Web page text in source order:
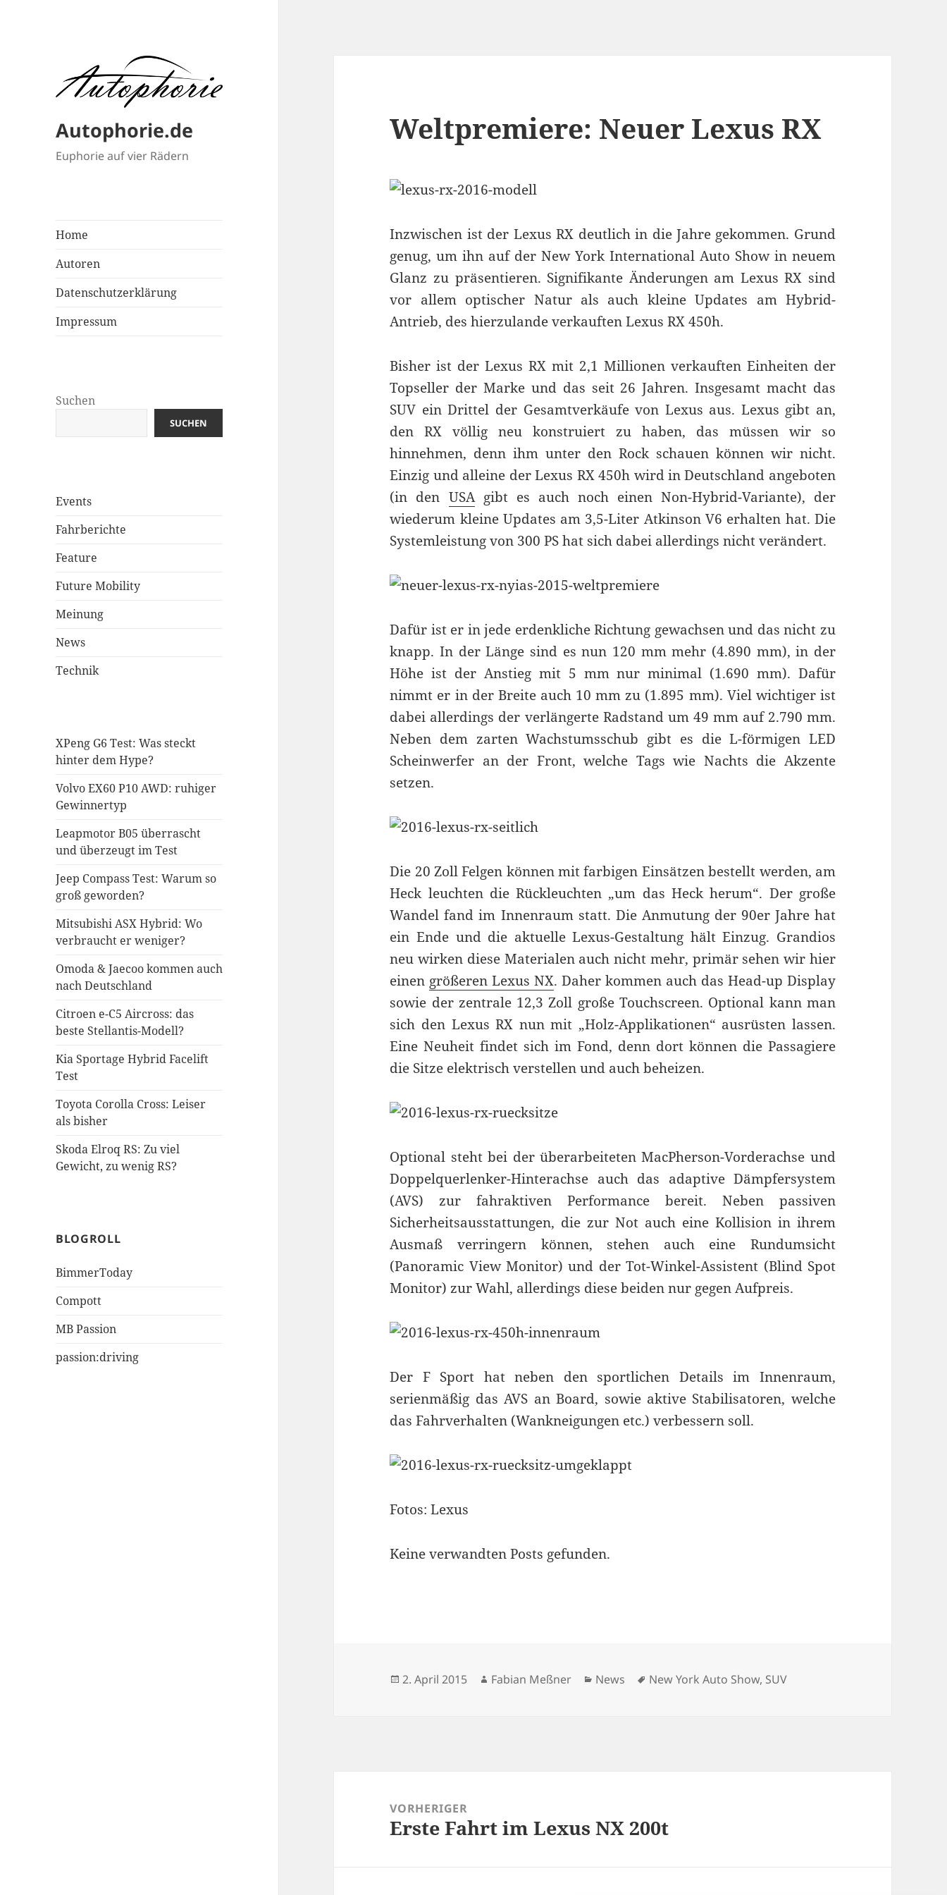
Autophorie.de
Euphorie auf vier Rädern
Home
Autoren
Datenschutzerklärung
Impressum
Suchen
SUCHEN
Events
Fahrberichte
Feature
Future Mobility
Meinung
News
Technik
XPeng G6 Test: Was steckt
hinter dem Hype?
Volvo EX60 P10 AWD: ruhiger
Gewinnertyp
Leapmotor B05 überrascht
und überzeugt im Test
Jeep Compass Test: Warum so
groß geworden?
Mitsubishi ASX Hybrid: Wo
verbraucht er weniger?
Omoda & Jaecoo kommen auch
nach Deutschland
Citroen e-C5 Aircross: das
beste Stellantis-Modell?
Kia Sportage Hybrid Facelift
Test
Toyota Corolla Cross: Leiser
als bisher
Skoda Elroq RS: Zu viel
Gewicht, zu wenig RS?
BLOGROLL
BimmerToday
Compott
MB Passion
passion:driving
Weltpremiere: Neuer Lexus RX
Inzwischen ist der Lexus RX deutlich in die Jahre gekommen. Grund
genug, um ihn auf der New York International Auto Show in neuem
Glanz zu präsentieren. Signifikante Änderungen am Lexus RX sind
vor allem optischer Natur als auch kleine Updates am Hybrid-
Antrieb, des hierzulande verkauften Lexus RX 450h.
Bisher ist der Lexus RX mit 2,1 Millionen verkauften Einheiten der
Topseller der Marke und das seit 26 Jahren. Insgesamt macht das
SUV ein Drittel der Gesamtverkäufe von Lexus aus. Lexus gibt an,
den RX völlig neu konstruiert zu haben, das müssen wir so
hinnehmen, denn ihm unter den Rock schauen können wir nicht.
Einzig und alleine der Lexus RX 450h wird in Deutschland angeboten
(in den USAgibt es auch noch einen Non-Hybrid-Variante), der
wiederum kleine Updates am 3,5-Liter Atkinson V6 erhalten hat. Die
Systemleistung von 300 PS hat sich dabei allerdings nicht verändert.
Dafür ist er in jede erdenkliche Richtung gewachsen und das nicht zu
knapp. In der Länge sind es nun 120 mm mehr (4.890 mm), in der
Höhe ist der Anstieg mit 5 mm nur minimal (1.690 mm). Dafür
nimmt er in der Breite auch 10 mm zu (1.895 mm). Viel wichtiger ist
dabei allerdings der verlängerte Radstand um 49 mm auf 2.790 mm.
Neben dem zarten Wachstumsschub gibt es die L-förmigen LED
Scheinwerfer an der Front, welche Tags wie Nachts die Akzente
setzen.
Die 20 Zoll Felgen können mit farbigen Einsätzen bestellt werden, am
Heck leuchten die Rückleuchten „um das Heck herum“. Der große
Wandel fand im Innenraum statt. Die Anmutung der 90er Jahre hat
ein Ende und die aktuelle Lexus-Gestaltung hält Einzug. Grandios
neu wirken diese Materialen auch nicht mehr, primär sehen wir hier
einen größeren Lexus NX. Daher kommen auch das Head-up Display
sowie der zentrale 12,3 Zoll große Touchscreen. Optional kann man
sich den Lexus RX nun mit „Holz-Applikationen“ ausrüsten lassen.
Eine Neuheit findet sich im Fond, denn dort können die Passagiere
die Sitze elektrisch verstellen und auch beheizen.
Optional steht bei der überarbeiteten MacPherson-Vorderachse und
Doppelquerlenker-Hinterachse auch das adaptive Dämpfersystem
(AVS) zur fahraktiven Performance bereit. Neben passiven
Sicherheitsausstattungen, die zur Not auch eine Kollision in ihrem
Ausmaß verringern können, stehen auch eine Rundumsicht
(Panoramic View Monitor) und der Tot-Winkel-Assistent (Blind Spot
Monitor) zur Wahl, allerdings diese beiden nur gegen Aufpreis.
Der F Sport hat neben den sportlichen Details im Innenraum,
serienmäßig das AVS an Board, sowie aktive Stabilisatoren, welche
das Fahrverhalten (Wankneigungen etc.) verbessern soll.
Fotos: Lexus
Keine verwandten Posts gefunden.
Veröffentlicht
2. April 2015 Autor
Fabian Meßner Kategorien
News Schlagwörter
New York Auto Show, SUV
VORHERIGER
Vorheriger
Erste Fahrt im Lexus NX 200t